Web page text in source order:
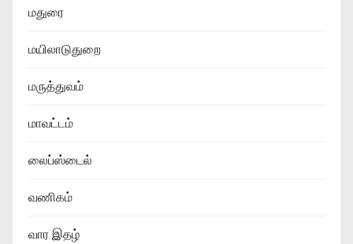
மதுரை
மயிலாடுதுறை
மருத்துவம்
மாவட்டம்
லைப்ஸ்டைல்
வணிகம்
வார இதழ்